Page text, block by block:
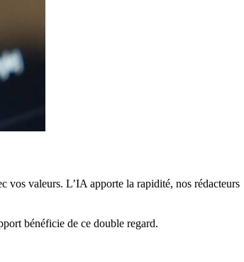
vos valeurs. L’IA apporte la rapidité, nos rédacteurs
bénéficie de ce double regard.